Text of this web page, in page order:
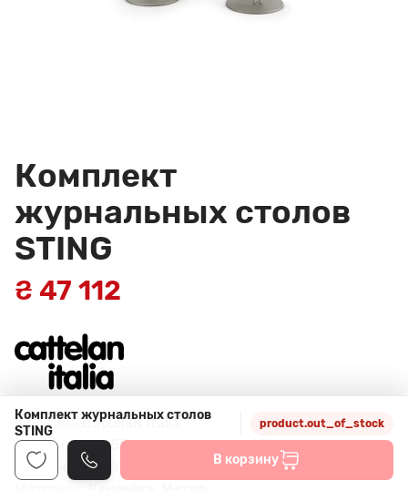
Комплект
журнальных столов
STING
₴ 47 112
Фабрика:Cattelan Italia
Габариты:21x55h x 21x50h x 26x45h см
Цвет:
Бежевий
Комплект журнальных столов
STING
product.out_of_stock
В корзину